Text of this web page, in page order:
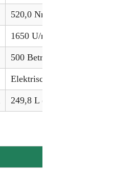
520,0 Nm (383.5 lb-ft)
1650 U/min
500 Betriebsstunden
Elektrisch
249,8 L (66 gal)